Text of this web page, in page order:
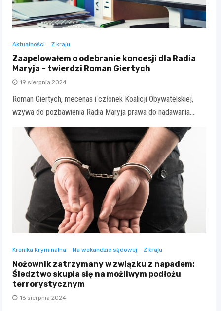
Aktualności Z kraju
Zaapelowałem o odebranie koncesji dla Radia
Maryja – twierdzi Roman Giertych
19 sierpnia 2024
Roman Giertych, mecenas i członek Koalicji Obywatelskiej,
wzywa do pozbawienia Radia Maryja prawa do nadawania.…
Kronika Kryminalna Na wokandzie sądowej Z kraju
Nożownik zatrzymany w związku z napadem:
Śledztwo skupia się na możliwym podłożu
terrorystycznym
16 sierpnia 2024